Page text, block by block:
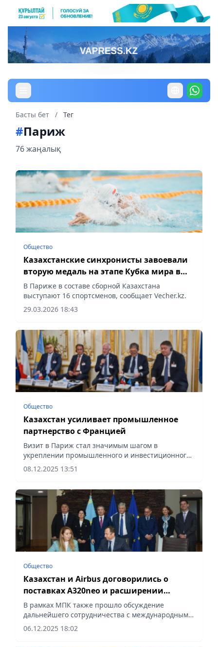
Басты бет / Тег
#Париж
76 жаңалық
Общество
Казахстанские синхронисты завоевали
вторую медаль на этапе Кубка мира в
Париже
В Париже в составе сборной Казахстана
выступают 16 спортсменов, сообщает Vecher.kz.
29.03.2026 18:43
Общество
Казахстан усиливает промышленное
партнерство с Францией
Визит в Париж стал значимым шагом в
укреплении промышленного и инвестиционного
сотрудничества, сообщает Vecher.kz.
08.12.2025 13:51
Общество
Казахстан и Airbus договорились о
поставках A320neo и расширении
авиационного сотрудничества
В рамках МПК также прошло обсуждение
дальнейшего сотрудничества с международными
партнёрами, сообщает Vecher.kz.
06.12.2025 18:02